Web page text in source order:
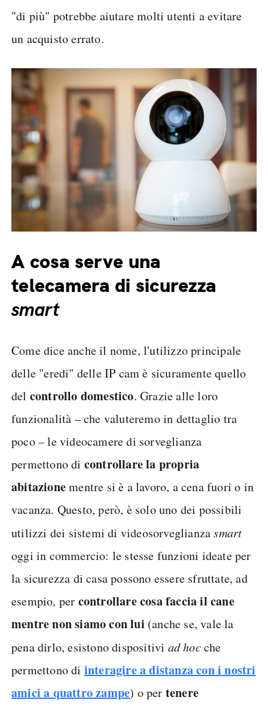
"di più" potrebbe aiutare molti utenti a evitare
un acquisto errato.
A cosa serve una
telecamera di sicurezza
smart
Come dice anche il nome, l'utilizzo principale
delle "eredi" delle IP cam è sicuramente quello
del controllo domestico. Grazie alle loro
funzionalità – che valuteremo in dettaglio tra
poco – le videocamere di sorveglianza
permettono di controllare la propria
abitazionementre si è a lavoro, a cena fuori o in
vacanza. Questo, però, è solo uno dei possibili
utilizzi dei sistemi di videosorveglianzasmart
oggi in commercio: le stesse funzioni ideate per
la sicurezza di casa possono essere sfruttate, ad
esempio, per controllare cosa faccia il cane
mentre non siamo con lui (anche se, vale la
pena dirlo, esistono dispositivi ad hocche
permettono di interagire a distanza con i nostri
amici a quattro zampe) o per tenere